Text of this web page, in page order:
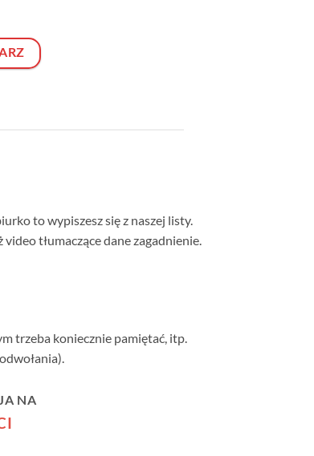
to wypiszesz się z naszej listy.
tłumaczące dane zagadnienie.
trzeba koniecznie pamiętać, itp.
NA